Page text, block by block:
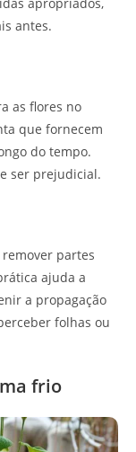
antes.
as flores no
que fornecem
do tempo.
ser prejudicial.
partes
ajuda a
a propagação
folhas ou
frio